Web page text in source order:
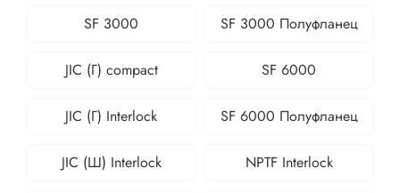
SF 3000 SF 3000 Полуфланец
JIC (Г) compact SF 6000
JIC (Г) Interlock SF 6000 Полуфланец
JIC (Ш) Interlock NPTF Interlock